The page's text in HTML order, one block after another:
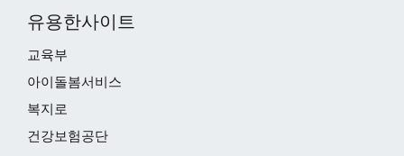
유용한사이트
교육부
아이돌봄서비스
복지로
건강보험공단